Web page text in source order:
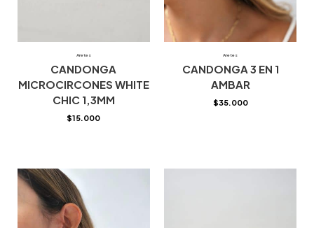
Aretes
CANDONGA
MICROCIRCONES WHITE
CHIC 1,3MM
$15.000
Aretes
CANDONGA 3 EN 1
AMBAR
$35.000